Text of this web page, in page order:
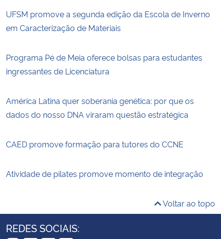
UFSM promove a segunda edição da Escola de Inverno
em Caracterização de Materiais
Programa Pé de Meia oferece bolsas para estudantes
ingressantes de Licenciatura
América Latina quer soberania genética: por que os
dados do nosso DNA viraram questão estratégica
CAED promove formação para tutores do CCNE
Atividade de pilates promove momento de integração
Voltar ao topo
REDES SOCIAIS: